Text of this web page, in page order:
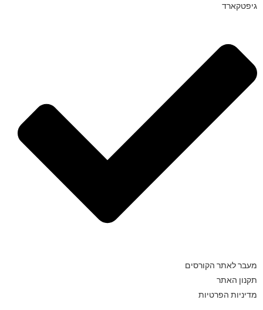
גיפטקארד
מעבר לאתר הקורסים
תקנון האתר
מדיניות הפרטיות